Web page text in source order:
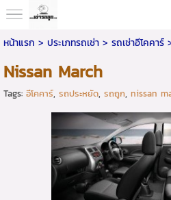
หน้าแรก > ประเภทรถเช่า> รถเช่าอีโคคาร์
Nissan March
Tags: อีโคคาร์, รถประหยัด, รถถูก, nissan